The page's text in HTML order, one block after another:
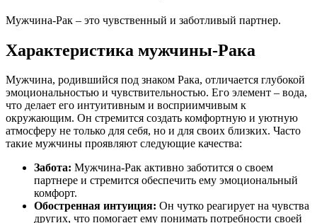
Мужчина-Рак – это чувственный и заботливый партнер.
Характеристика мужчины-Рака
Мужчина, родившийся под знаком Рака, отличается глубокой
эмоциональностью и чувствительностью. Его элемент – вода,
что делает его интуитивным и восприимчивым к
окружающим. Он стремится создать комфортную и уютную
атмосферу не только для себя, но и для своих близких. Часто
такие мужчины проявляют следующие качества:
Забота: Мужчина-Рак активно заботится о своем
партнере и стремится обеспечить ему эмоциональный
комфорт.
Обостренная интуиция: Он чутко реагирует на чувства
других, что помогает ему понимать потребности своей